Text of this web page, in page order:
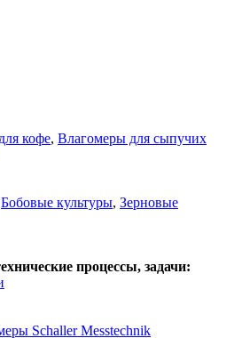
кофе, Влагомеры для сыпучих
Бобовые культуры, Зерновые
процессы, задачи:
Schaller Messtechnik